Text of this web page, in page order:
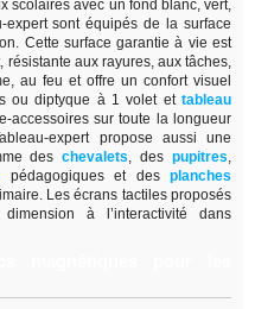
scolaires avec un fond blanc, vert,
sont équipés de la surface
Cette surface garantie à vie est
résistante aux rayures, aux tâches,
au feu et offre un confort visuel
ou diptyque à 1 volet et tableau
accessoires sur toute la longueur
expert propose aussi une
des chevalets, des pupitres,
pédagogiques et des
planches
Les écrans tactiles proposés
à l’interactivité dans